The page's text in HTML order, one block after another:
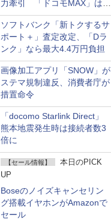
力牽引 「ドコモMAX」は
400万契約突破
ソフトバンク「新トクするサ
ポート＋」査定改定、「Dラ
ンク」なら最大4.4万円負担
画像加工アプリ「SNOW」が
ステマ規制違反、消費者庁が
措置命令
「docomo Starlink Direct」
熊本地震発生時は接続者数3
倍に
【セール情報】
本日のPICK
UP
Boseのノイズキャンセリン
グ搭載イヤホンがAmazonで
セール